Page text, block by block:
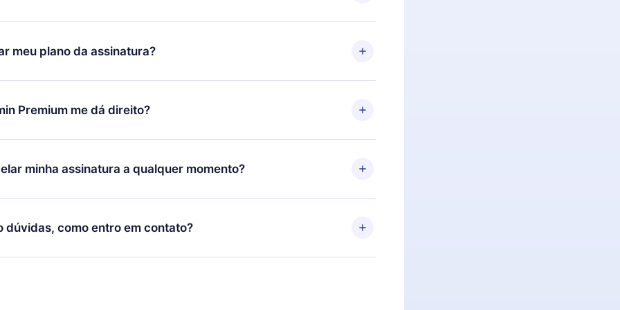
nosso aplicativo e começar a aproveitar nossa biblioteca. Se por algum
satisfeito com nossa plataforma, basta entrar em contato com nossa
(contato@12min.com) em até 7 dias após a compra e solicitar o
meu plano da assinatura?
só se aplicará a partir do próximo período de cobrança. Por
decidiu mudar sua assinatura mensal para anual, após confirmar a
o plano anual, o novo plano só será aplicado e cobrado após o aniversário
Premium me dá direito?
é um plano que te garante acesso a toda nossa biblioteca de 2500+
em 3 línguas (Inglês, espanhol e português) que você pode ler ou
momento através do nosso aplicativo disponível para iOS, Android e
minha assinatura a qualquer momento?
por não renovar sua assinatura do 12min, você pode cancelar a
e o próximo ciclo de cobrança não ocorrerá.
dúvidas, como entro em contato?
para entrar em contato porsupport@12min.com.